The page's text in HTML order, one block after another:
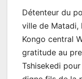
Détenteur du
ville de Matadi,
Kongo central
gratitude au
Tshisekedi